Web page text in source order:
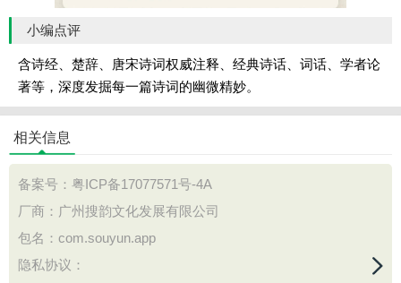
小编点评
含诗经、楚辞、唐宋诗词权威注释、经典诗话、词话、学者论
著等，深度发掘每一篇诗词的幽微精妙。
相关信息
备案号： 粤ICP备17077571号-4A
厂商：广州搜韵文化发展有限公司
包名：com.souyun.app
隐私协议：